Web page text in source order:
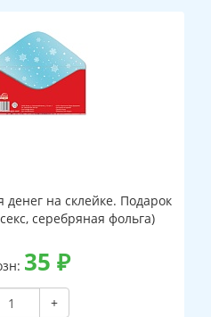
на склейке. Подарок
серебряная фольга)
35 ₽
+